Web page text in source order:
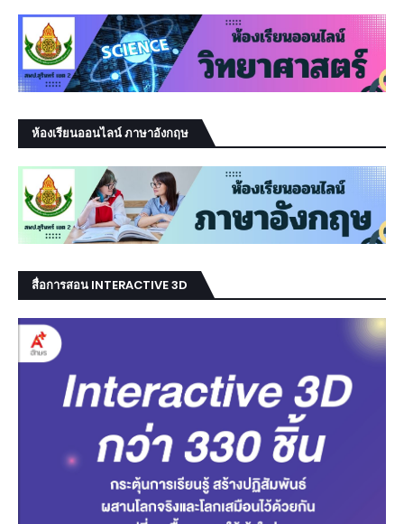
ห้องเรียนออนไลน์ ภาษาอังกฤษ
สื่อการสอน INTERACTIVE 3D